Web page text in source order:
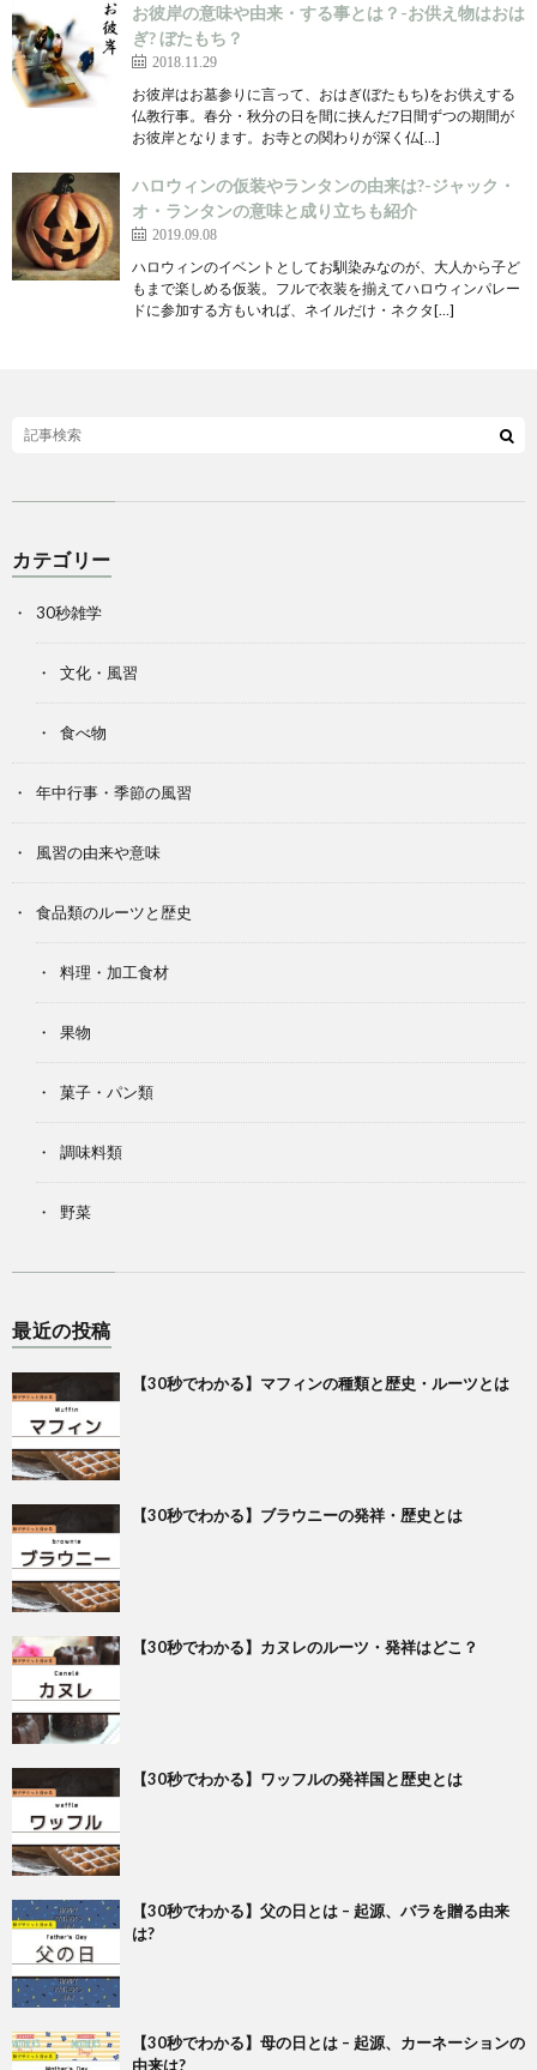
お彼岸の意味や由来・する事とは？-お供え物はおは
ぎ? ぼたもち？
2018.11.29
お彼岸はお墓参りに言って、おはぎ(ぼたもち)をお供えする
仏教行事。春分・秋分の日を間に挟んだ7日間ずつの期間が
お彼岸となります。お寺との関わりが深く仏[…]
ハロウィンの仮装やランタンの由来は?-ジャック・
オ・ランタンの意味と成り立ちも紹介
2019.09.08
ハロウィンのイベントとしてお馴染みなのが、大人から子ど
もまで楽しめる仮装。フルで衣装を揃えてハロウィンパレー
ドに参加する方もいれば、ネイルだけ・ネクタ[…]
カテゴリー
30秒雑学
文化・風習
食べ物
年中行事・季節の風習
風習の由来や意味
食品類のルーツと歴史
料理・加工食材
果物
菓子・パン類
調味料類
野菜
最近の投稿
【30秒でわかる】マフィンの種類と歴史・ルーツとは
【30秒でわかる】ブラウニーの発祥・歴史とは
【30秒でわかる】カヌレのルーツ・発祥はどこ？
【30秒でわかる】ワッフルの発祥国と歴史とは
【30秒でわかる】父の日とは – 起源、バラを贈る由来
は?
【30秒でわかる】母の日とは – 起源、カーネーションの
由来は?